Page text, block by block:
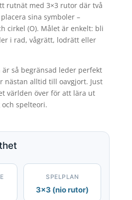
rutnät med 3×3 rutor där två
sina symboler –
cirkel (O). Målet är enkelt: bli
i rad, vågrätt, lodrätt eller
så begränsad leder perfekt
nästan alltid till oavgjort. Just
världen över för att lära ut
spelteori.
SPELPLAN
3×3 (nio rutor)